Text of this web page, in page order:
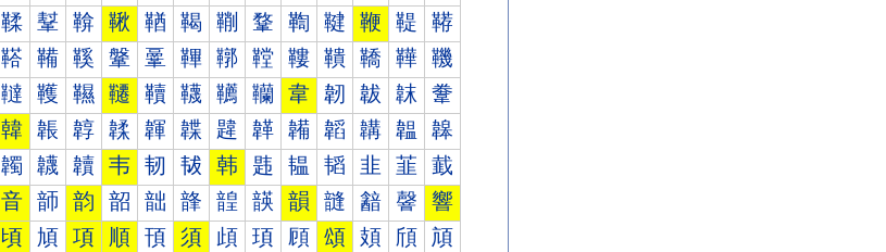
鞣 鞤 鞥 鞦 鞧 鞨 鞩 鞪 鞫 鞬 鞭 鞮 鞯
鞳 鞴 鞵 鞶 鞷 鞸 鞹 鞺 鞻 鞼 鞽 鞾 鞿
韃 韄 韅 韆 韇 韈 韉 韊 韋 韌 韍 韎 韏
韓 韔 韕 韖 韗 韘 韙 韚 韛 韜 韝 韞 韟
韣 韤 韥 韦 韧 韨 韩 韪 韫 韬 韭 韮 韯
音 韴 韵 韶 韷 韸 韹 韺 韻 韼 韽 韾 響
頃 頄 項 順 頇 須 頉 頊 頋 頌 頍 頎 頏